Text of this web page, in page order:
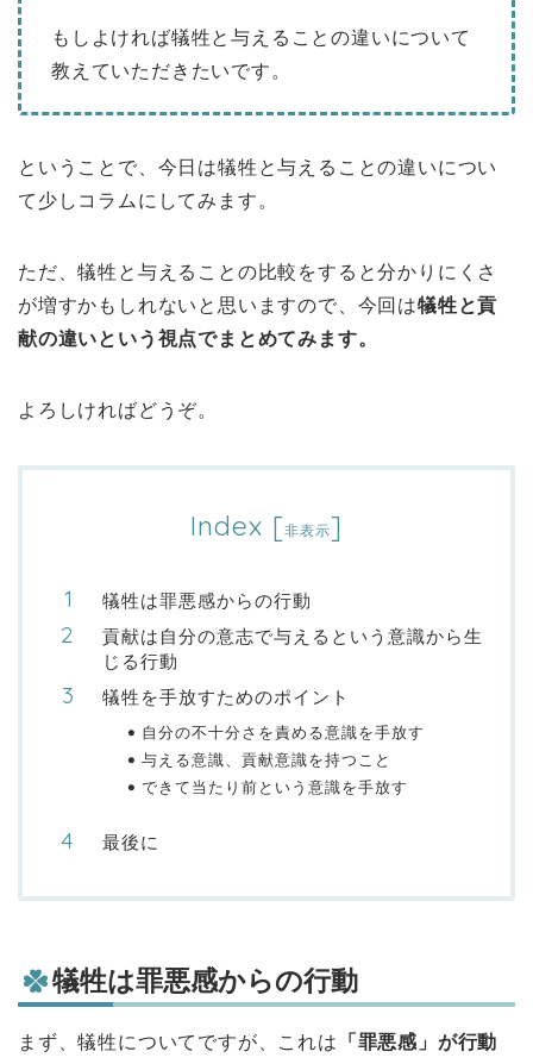
もしよければ犠牲と与えることの違いについて
教えていただきたいです。
ということで、今日は犠牲と与えることの違いについ
て少しコラムにしてみます。
ただ、犠牲と与えることの比較をすると分かりにくさ
が増すかもしれないと思いますので、今回は犠牲と貢
献の違いという視点でまとめてみます。
よろしければどうぞ。
Index [非表示]
犠牲は罪悪感からの行動
貢献は自分の意志で与えるという意識から生
じる行動
犠牲を手放すためのポイント
自分の不十分さを責める意識を手放す
与える意識、貢献意識を持つこと
できて当たり前という意識を手放す
最後に
犠牲は罪悪感からの行動
まず、犠牲についてですが、これは
「罪悪感」が行動